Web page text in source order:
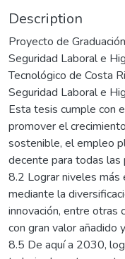
Description
Proyecto de
Seguridad Laboral e
Tecnológico de Costa
Seguridad Laboral e
Esta tesis cumple con
promover el
sostenible, el empleo
decente para todas las
8.2 Lograr niveles más
mediante la
innovación, entre otras
con gran valor añadido
8.5 De aquí a 2030,